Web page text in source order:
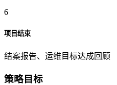
6
项目结束
结案报告、运维目标达成回顾
策略目标